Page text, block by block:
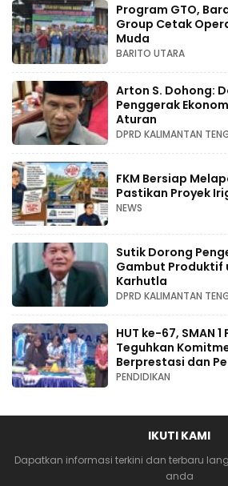
Program GTO,
Group Cetak
Muda
BARITO UTARA
Arton S. Dohong:
Penggerak
Aturan
DPRD KALIMANTAN
FKM Bersiap
Pastikan Proyek
NEWS
Sutik Dorong
Gambut Produktif
Karhutla
DPRD KALIMANTAN
HUT ke-67, SMAN
Teguhkan
Berprestasi dan
PENDIDIKAN
IKUTI KAMI
Dapatkan informasi terkini dan terbaru
anda